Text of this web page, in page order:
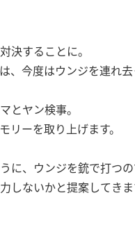
決することに。
、今度はウンジを連れ去
とヤン検事。
リーを取り上げます。
に、ウンジを銃で打つの
しないかと提案してきま